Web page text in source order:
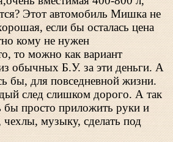
Этот автомобиль Мишка не
если бы осталась цена
кому не нужен
то можно как вариант
обычных Б.У. за эти деньги. А
бы, для повседневной жизни.
след слишком дорого. А так
бы просто приложить руки и
чехлы, музыку, сделать под